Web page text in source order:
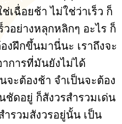
เฉื่อยช้า ไม่ใช่ว่าเร็ว ก็
วอย่างหลุกหลิกๆ อะไร ก็
งฝึกขึ้นมานี่นะ เราถึงจะ
การที่มันยังไม่ได้
จะต้องช้า จำเป็นจะต้อง
ชัดอยู่ ก็สังวรสำรวมเด่น
รวมสังวรอยู่นั้น เป็น